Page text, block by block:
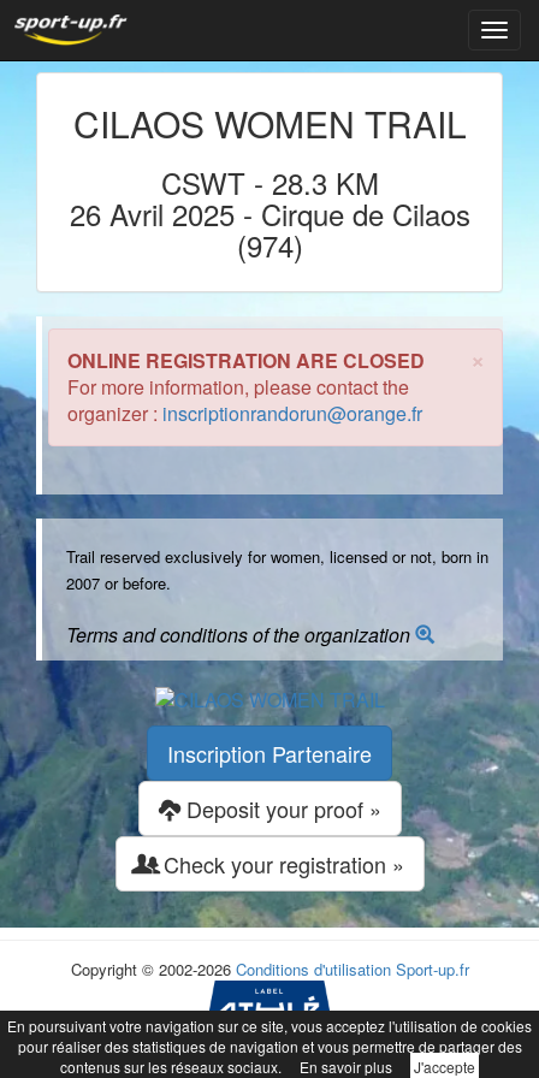
CILAOS WOMEN TRAIL
CSWT - 28.3 KM
26 Avril 2025- Cirque de Cilaos
(974)
×
ONLINE REGISTRATION ARE CLOSED
For more information, please contact the
organizer : inscriptionrandorun@orange.fr
Trail reserved exclusively for women, licensed or not, born in
2007 or before.
Terms and conditions of the organization
Inscription Partenaire
Deposit your proof »
Check your registration »
Copyright © 2002-2026 Conditions d'utilisation Sport-up.fr
En poursuivant votre navigation sur ce site, vous acceptez l'utilisation de cookies
pour réaliser des statistiques de navigation et vous permettre de partager des
contenus sur les réseaux sociaux.
En savoir plus J'accepte